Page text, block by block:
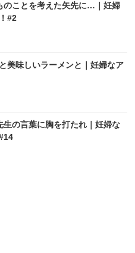
のことを考えた矢先に…｜妊婦
#2
美味しいラーメンと｜妊婦なア
生の言葉に胸を打たれ｜妊婦な